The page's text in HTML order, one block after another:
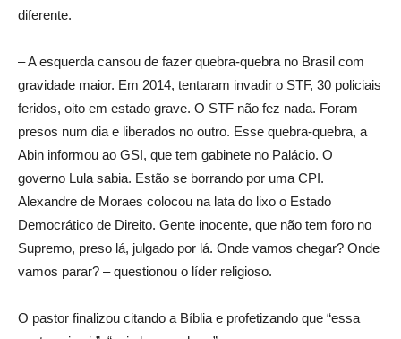
diferente.
– A esquerda cansou de fazer quebra-quebra no Brasil com
gravidade maior. Em 2014, tentaram invadir o STF, 30 policiais
feridos, oito em estado grave. O STF não fez nada. Foram
presos num dia e liberados no outro. Esse quebra-quebra, a
Abin informou ao GSI, que tem gabinete no Palácio. O
governo Lula sabia. Estão se borrando por uma CPI.
Alexandre de Moraes colocou na lata do lixo o Estado
Democrático de Direito. Gente inocente, que não tem foro no
Supremo, preso lá, julgado por lá. Onde vamos chegar? Onde
vamos parar? – questionou o líder religioso.
O pastor finalizou citando a Bíblia e profetizando que “essa